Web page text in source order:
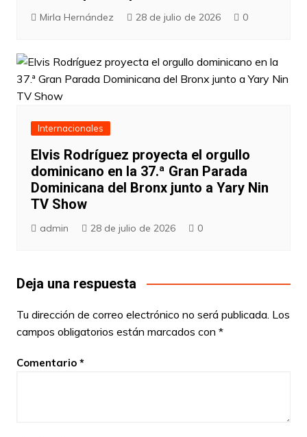
Mirla Hernández 28 de julio de 2026 0
Internacionales
Elvis Rodríguez proyecta el orgullo
dominicano en la 37.ª Gran Parada
Dominicana del Bronx junto a Yary Nin
TV Show
admin 28 de julio de 2026 0
Deja una respuesta
Tu dirección de correo electrónico no será publicada. Los
campos obligatorios están marcados con *
Comentario *